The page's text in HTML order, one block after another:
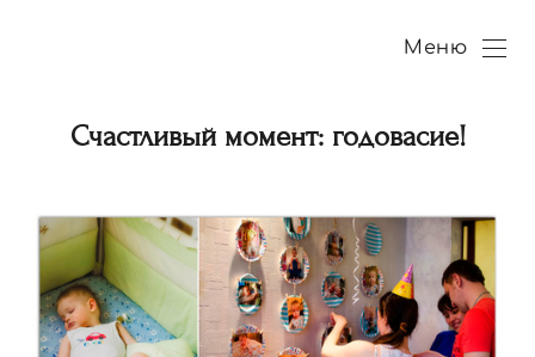
Меню
Счастливый момент: годовасие!